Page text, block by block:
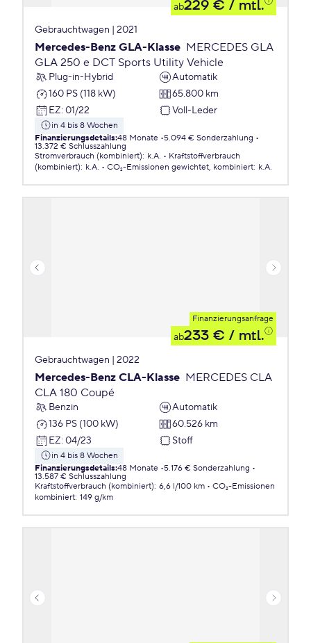
ab229 € / mtl.
Gebrauchtwagen | 2021
Mercedes-Benz GLA-Klasse MERCEDES GLA
GLA 250 e DCT Sports Utility Vehicle
Plug-in-Hybrid
Automatik
160 PS (118 kW)
65.800 km
EZ: 01/22 Voll-Leder
in 4 bis 8 Wochen
Finanzierungsdetails:48 Monate 5.094 € Sonderzahlung
13.372 € Schlusszahlung
Stromverbrauch (kombiniert): k.A.
Kraftstoffverbrauch
(kombiniert): k.A. CO₂-Emissionen gewichtet, kombiniert: k.A.
Finanzierungsanfrage
ab233 € / mtl.
Gebrauchtwagen | 2022
Mercedes-Benz CLA-Klasse MERCEDES CLA
CLA 180 Coupé
Benzin
Automatik
136 PS (100 kW)
60.526 km
EZ: 04/23 Stoff
in 4 bis 8 Wochen
Finanzierungsdetails:48 Monate 5.176 € Sonderzahlung
13.587 € Schlusszahlung
Kraftstoffverbrauch (kombiniert): 6,6 l/100 km
CO₂-Emissionen
kombiniert: 149 g/km